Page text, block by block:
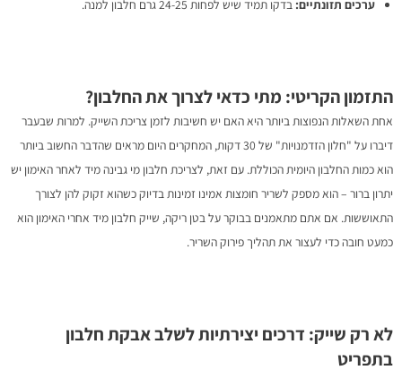
ערכים תזונתיים: בדקו תמיד שיש לפחות 24-25 גרם חלבון למנה.
התזמון הקריטי: מתי כדאי לצרוך את החלבון?
אחת השאלות הנפוצות ביותר היא האם יש חשיבות לזמן צריכת השייק. למרות שבעבר
דיברו על "חלון הזדמנויות" של 30 דקות, המחקרים היום מראים שהדבר החשוב ביותר
הוא כמות החלבון היומית הכוללת. עם זאת, לצריכת חלבון מי גבינה מיד לאחר האימון יש
יתרון ברור – הוא מספק לשריר חומצות אמינו זמינות בדיוק כשהוא זקוק להן לצורך
התאוששות. אם אתם מתאמנים בבוקר על בטן ריקה, שייק חלבון מיד אחרי האימון הוא
כמעט חובה כדי לעצור את תהליך פירוק השריר.
לא רק שייק: דרכים יצירתיות לשלב אבקת חלבון
בתפריט